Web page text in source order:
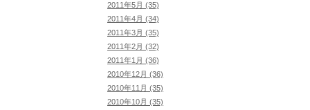
2011年5月 (35)
2011年4月 (34)
2011年3月 (35)
2011年2月 (32)
2011年1月 (36)
2010年12月 (36)
2010年11月 (35)
2010年10月 (35)